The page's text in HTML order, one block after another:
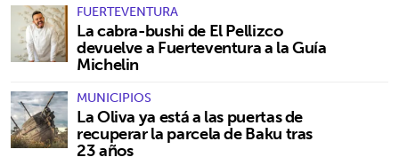
FUERTEVENTURA
La cabra-bushi de El Pellizco
devuelve a Fuerteventura a la Guía
Michelin
MUNICIPIOS
La Oliva ya está a las puertas de
recuperar la parcela de Baku tras
23 años